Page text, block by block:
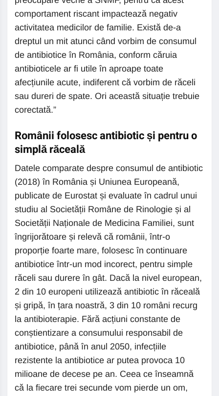
comportament riscant impactează negativ
activitatea medicilor de familie. Există de-a
dreptul un mit atunci când vorbim de consumul
de antibiotice în România, conform căruia
antibioticele ar fi utile în aproape toate
afecțiunile acute, indiferent că vorbim de răceli
sau dureri de spate. Ori această situație trebuie
corectată.”
Românii folosesc antibiotic și pentru o
simplă răceală
Datele comparate despre consumul de antibiotic
(2018) în România și Uniunea Europeană,
publicate de Eurostat și evaluate în cadrul unui
studiu al Societății Române de Rinologie și al
Societății Naționale de Medicina Familiei, sunt
îngrijorătoare și relevă că românii, într-o
proporție foarte mare, folosesc în continuare
antibiotice într-un mod incorect, pentru simple
răceli sau durere în gât. Dacă la nivel european,
2 din 10 europeni utilizează antibiotic în răceală
și gripă, în țara noastră, 3 din 10 români recurg
la antibioterapie. Fără acțiuni constante de
conștientizare a consumului responsabil de
antibiotice, până în anul 2050, infecțiile
rezistente la antibiotice ar putea provoca 10
milioane de decese pe an. Ceea ce înseamnă
că la fiecare trei secunde vom pierde un om,